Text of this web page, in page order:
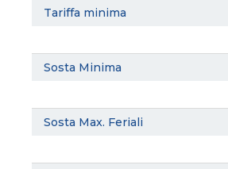
Tariffa minima
Sosta Minima
Sosta Max. Feriali